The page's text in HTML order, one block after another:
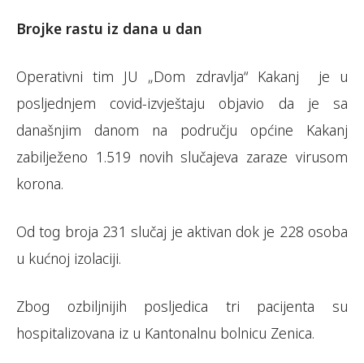
Brojke rastu iz dana u dan
Operativni tim JU „Dom zdravlja“ Kakanj je u
posljednjem covid-izvještaju objavio da je sa
današnjim danom na području općine Kakanj
zabilježeno 1.519 novih slučajeva zaraze virusom
korona.
Od tog broja 231 slučaj je aktivan dok je 228 osoba
u kućnoj izolaciji.
Zbog ozbiljnijih posljedica tri pacijenta su
hospitalizovana iz u Kantonalnu bolnicu Zenica.